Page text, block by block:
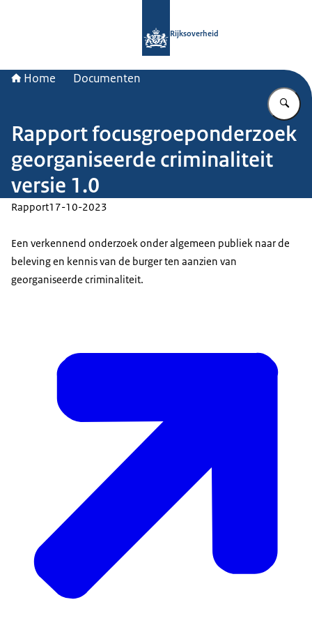
Rijksoverheid
Home Documenten
Rapport focusgroeponderzoek
georganiseerde criminaliteit
versie 1.0
Rapport17-10-2023
Een verkennend onderzoek onder algemeen publiek naar de
beleving en kennis van de burger ten aanzien van
georganiseerde criminaliteit.